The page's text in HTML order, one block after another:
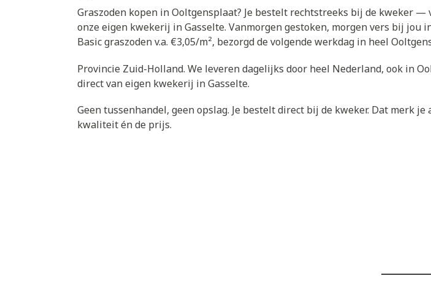
Graszoden kopen in Ooltgensplaat? Je bestelt rechtstreeks bij de kweker —
onze eigen kwekerij in Gasselte. Vanmorgen gestoken, morgen vers bij jou
Basic graszoden v.a. €3,05/m², bezorgd de volgende werkdag in heel
Provincie Zuid-Holland. We leveren dagelijks door heel Nederland, ook in
direct van eigen kwekerij in Gasselte.
Geen tussenhandel, geen opslag. Je bestelt direct bij de kweker. Dat merk je
kwaliteit én de prijs.